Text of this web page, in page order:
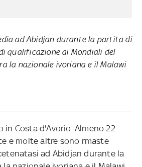
ad Abidjan durante la partita di
qualificazione ai Mondiali del
la nazionale ivoriana e il Malawi
in Costa d'Avorio. Almeno 22
e molte altre sono rmaste
ad Abidjan durante la